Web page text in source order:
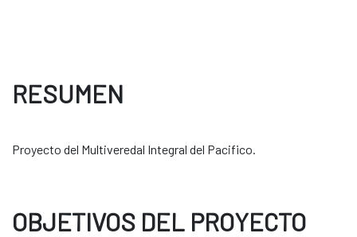
RESUMEN
Proyecto del Multiveredal Integral del Pacifico.
OBJETIVOS DEL PROYECTO